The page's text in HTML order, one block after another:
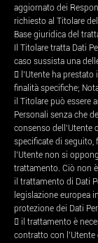
aggiornato dei
richiesto al Titolare
Base giuridica del
Il Titolare tratta Dati
caso sussista una
 l’Utente ha
finalità specifiche;
il Titolare può essere
Personali senza che
consenso dell’Utente
specificate di seguito,
l’Utente non si
trattamento. Ciò non
il trattamento di Dati
legislazione europea
protezione dei Dati
 il trattamento è
contratto con